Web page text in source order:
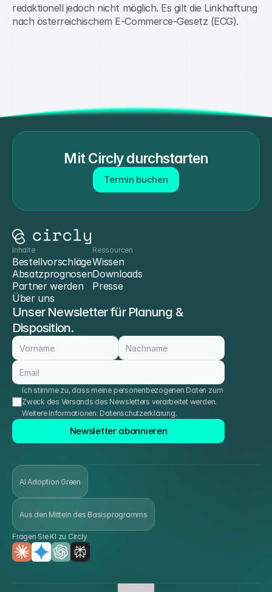
redaktionell jedoch nicht möglich. Es gilt die Linkhaftung
nach österreichischem E-Commerce-Gesetz (ECG).
Mit Circly durchstarten
Termin buchen
Inhalte
Bestellvorschläge
Absatzprognosen
Partner werden
Über uns
Ressourcen
Wissen
Downloads
Presse
Unser Newsletter für Planung &
Disposition.
Ich stimme zu, dass meine personenbezogenen Daten zum
Zweck des Versands des Newsletters verarbeitet werden.
Weitere Informationen: Datenschutzerklärung.
Newsletter abonnieren
AI Adoption Green
Aus den Mitteln des Basisprogramms
Fragen Sie KI zu Circly